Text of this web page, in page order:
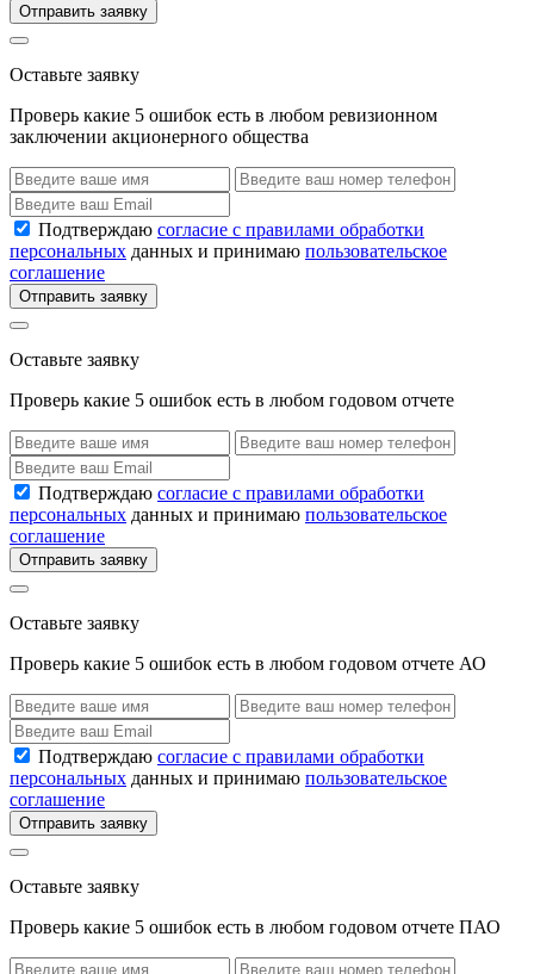
Отправить заявку
Оставьте заявку
Проверь какие 5 ошибок есть в любом ревизионном
заключении акционерного общества
Подтверждаю согласие с правилами обработки
персональных данных и принимаю пользовательское
соглашение
Отправить заявку
Оставьте заявку
Проверь какие 5 ошибок есть в любом годовом отчете
Подтверждаю согласие с правилами обработки
персональных данных и принимаю пользовательское
соглашение
Отправить заявку
Оставьте заявку
Проверь какие 5 ошибок есть в любом годовом отчете АО
Подтверждаю согласие с правилами обработки
персональных данных и принимаю пользовательское
соглашение
Отправить заявку
Оставьте заявку
Проверь какие 5 ошибок есть в любом годовом отчете ПАО